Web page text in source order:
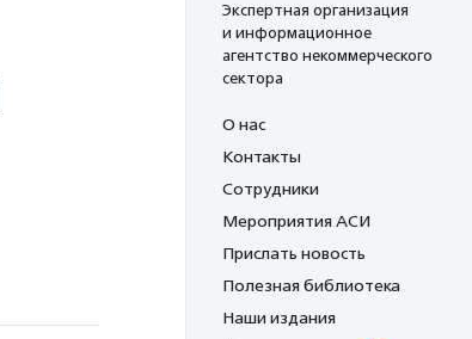
Экспертная организация
и информационное
агентство некоммерческого
сектора
О нас
Контакты
Сотрудники
Мероприятия АСИ
Прислать новость
Полезная библиотека
Наши издания